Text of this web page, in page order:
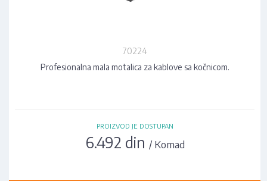
70224
Profesionalna mala motalica za kablove sa kočnicom.
PROIZVOD JE DOSTUPAN
6.492 din / Komad